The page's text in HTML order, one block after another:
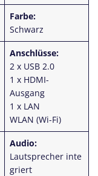
Farbe:
Schwarz
Anschlüsse:
2 x USB 2.0
1 x HDMI-
Ausgang
1 x LAN
WLAN (Wi-Fi)
Audio:
Lautsprecher inte
griert